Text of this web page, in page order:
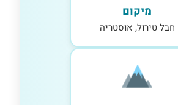
מיקום
חבל טירול, אוסטריה